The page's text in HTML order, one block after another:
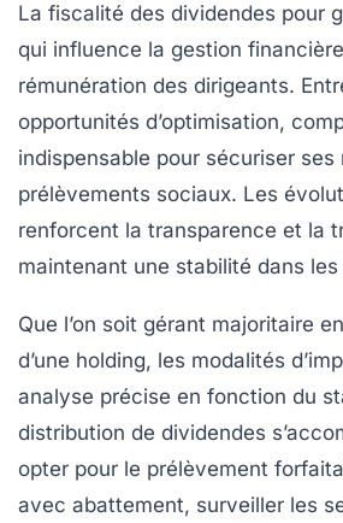
La fiscalité des dividendes pour
qui influence la gestion
rémunération des dirigeants.
opportunités d’optimisation,
indispensable pour sécuriser
prélèvements sociaux. Les
renforcent la transparence et la
maintenant une stabilité dans
Que l’on soit gérant majoritaire
d’une holding, les modalités
analyse précise en fonction du
distribution de dividendes
opter pour le prélèvement
avec abattement, surveiller les